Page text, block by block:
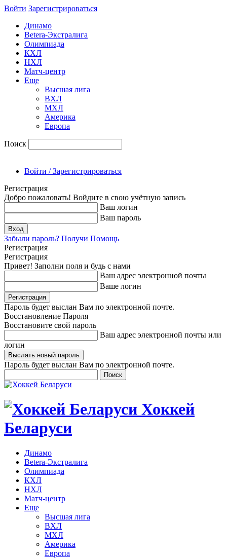
Войти Зарегиcтрироваться
Динамо
Betera-Экстралига
Олимпиада
КХЛ
НХЛ
Матч-центр
Еще
Высшая лига
ВХЛ
МХЛ
Америка
Европа
Поиск
Войти / Зарегистрироваться
Регистрация
Добро пожаловать! Войдите в свою учётную запись
Ваш логин
Ваш пароль
Забыли пароль? Получи Помощь
Регистрация
Регистрация
Привет! Заполни поля и будь с нами
Ваш адрес электронной почты
Ваше логин
Пароль будет выслан Вам по электронной почте.
Восстановление Пароля
Восстановите свой пароль
Ваш адрес электронной почты или
логин
Пароль будет выслан Вам по электронной почте.
Хоккей
Беларуси
Динамо
Betera-Экстралига
Олимпиада
КХЛ
НХЛ
Матч-центр
Еще
Высшая лига
ВХЛ
МХЛ
Америка
Европа